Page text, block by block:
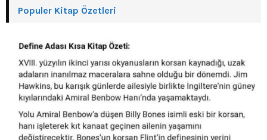
Populer Kitap Özetleri